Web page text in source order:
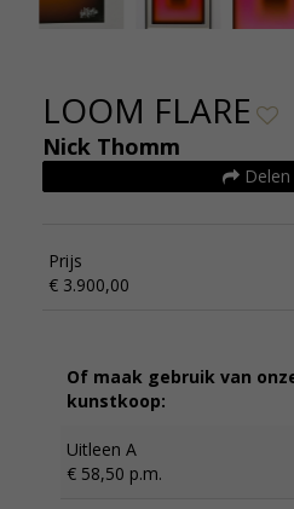
LOOM FLARE
Nick Thomm
Delen
Prijs
€ 3.900,00
Of maak gebruik van
kunstkoop:
Uitleen A
€ 58,50 p.m.